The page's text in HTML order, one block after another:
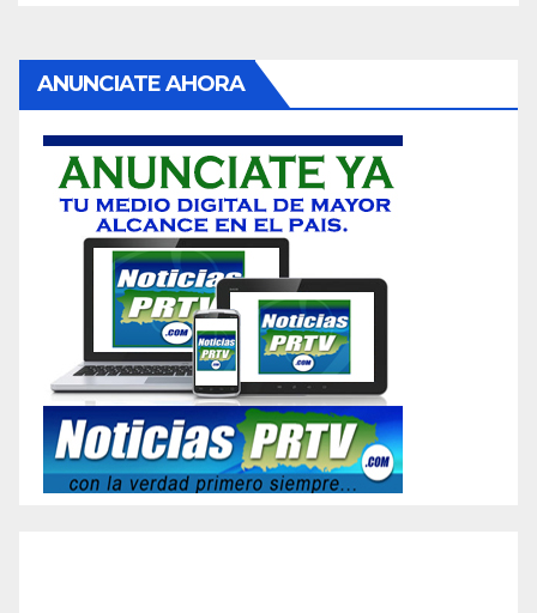
ANUNCIATE AHORA